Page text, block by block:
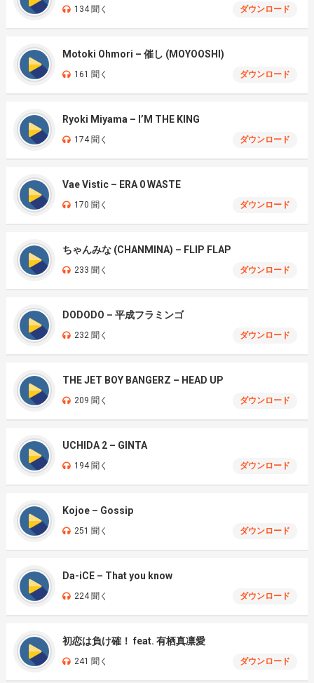
134 聞く ダウンロード
Motoki Ohmori – 催し (MOYOOSHI)
161 聞く ダウンロード
Ryoki Miyama – I’M THE KING
174 聞く ダウンロード
Vae Vistic – ERA 0 WASTE
170 聞く ダウンロード
ちゃんみな (CHANMINA) – FLIP FLAP
233 聞く ダウンロード
DODODO – 平成フラミンゴ
232 聞く ダウンロード
THE JET BOY BANGERZ – HEAD UP
209 聞く ダウンロード
UCHIDA 2 – GINTA
194 聞く ダウンロード
Kojoe – Gossip
251 聞く ダウンロード
Da-iCE – That you know
224 聞く ダウンロード
初恋は負け確！ feat. 有栖真凛愛
241 聞く ダウンロード